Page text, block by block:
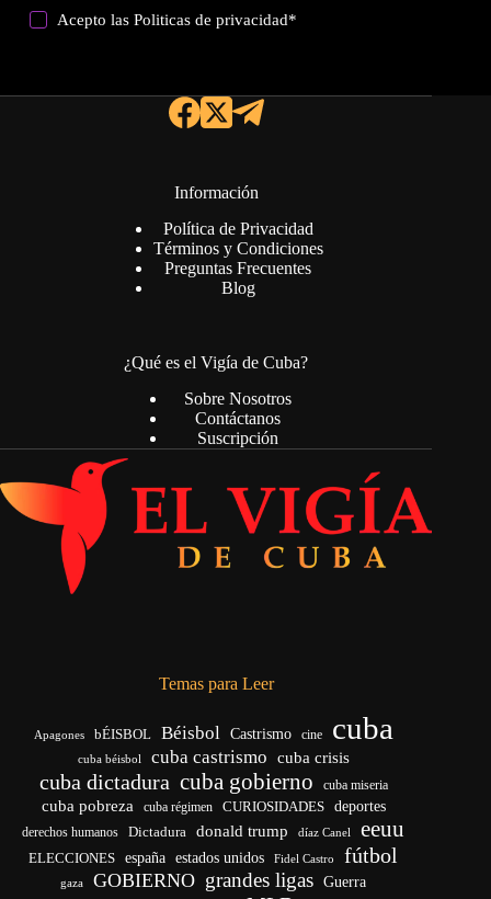
Acepto lasPoliticas de privacidad*
Información
Política de Privacidad
Términos y Condiciones
Preguntas Frecuentes
Blog
¿Qué es el Vigía de Cuba?
Sobre Nosotros
Contáctanos
Suscripción
Temas para Leer
Apagones bÉISBOL Béisbol Castrismo cine cuba
cuba béisbol cuba castrismo cuba crisis
cuba dictadura cuba gobierno cuba miseria
cuba pobreza cuba régimen CURIOSIDADES deportes
derechos humanos Dictadura donald trump díaz Canel eeuu
ELECCIONES españa estados unidos Fidel Castro fútbol
gaza GOBIERNO grandes ligas Guerra